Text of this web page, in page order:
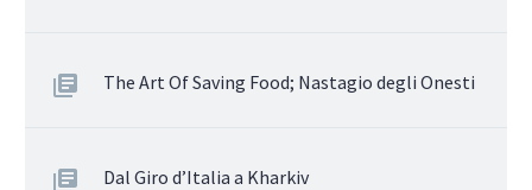
The Art Of Saving Food; Nastagio degli Onesti
Dal Giro d’Italia a Kharkiv